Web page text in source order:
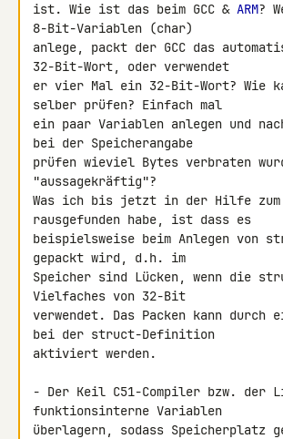
ist. Wie ist das beim GCC & ARM?
8-Bit-Variablen (char)
anlege, packt der GCC das
32-Bit-Wort, oder verwendet
er vier Mal ein 32-Bit-Wort? Wie
selber prüfen? Einfach mal
ein paar Variablen anlegen und
bei der Speicherangabe
prüfen wieviel Bytes verbraten
"aussagekräftig"?
Was ich bis jetzt in der Hilfe zum
rausgefunden habe, ist dass es
beispielsweise beim Anlegen von
gepackt wird, d.h. im
Speicher sind Lücken, wenn die
Vielfaches von 32-Bit
verwendet. Das Packen kann
bei der struct-Definition
aktiviert werden.
- Der Keil C51-Compiler bzw. der
funktionsinterne Variablen
überlagern, sodass Speicherplatz